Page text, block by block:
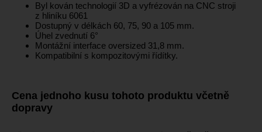
Byl kován technologií 3D a vyfrézován na CNC stroji
z hliníku 6061
Dostupný v délkách 60, 75, 90 a 105 mm.
Úhel zvednutí 6°
Montážní interface oversized 31,8 mm.
Kompatibilní s kompozitovými řídítky.
Cena jednoho kusu tohoto produktu včetně
dopravy